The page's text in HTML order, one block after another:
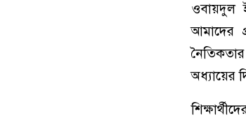
ওবায়দুল
আমাদের
অধ্যায়ের